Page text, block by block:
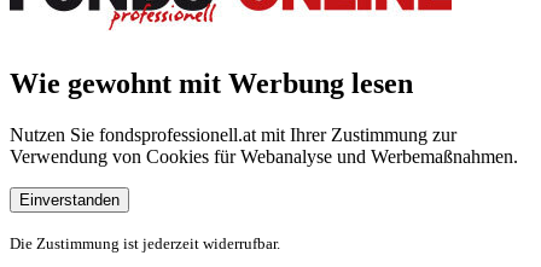
Wie gewohnt mit Werbung lesen
Nutzen Sie fondsprofessionell.at mit Ihrer Zustimmung zur
Verwendung von Cookies für Webanalyse und Werbemaßnahmen.
Einverstanden
Die Zustimmung ist jederzeit widerrufbar.